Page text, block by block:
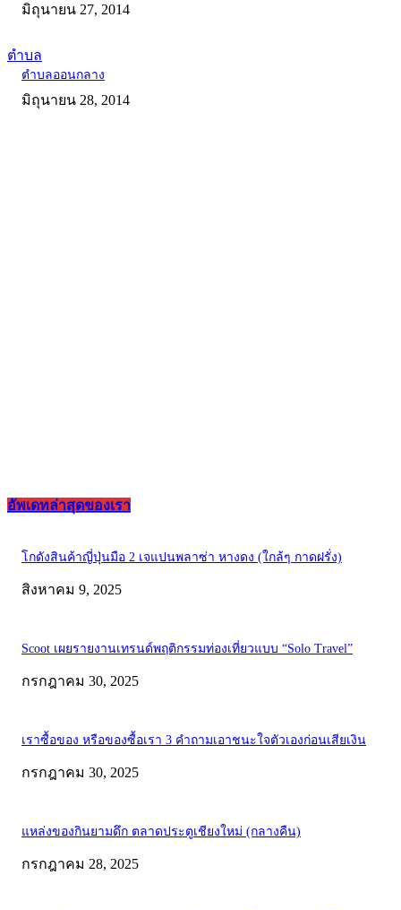
มิถุนายน 27, 2014
ตำบล
ตำบลออนกลาง
มิถุนายน 28, 2014
อัพเดทล่าสุดของเรา
โกดังสินค้าญี่ปุ่นมือ 2 เจแปนพลาซ่า หางดง (ใกล้ๆ กาดฝรั่ง)
สิงหาคม 9, 2025
Scoot เผยรายงานเทรนด์พฤติกรรมท่องเที่ยวแบบ “Solo Travel”
กรกฎาคม 30, 2025
เราซื้อของ หรือของซื้อเรา 3 คำถามเอาชนะใจตัวเองก่อนเสียเงิน
กรกฎาคม 30, 2025
แหล่งของกินยามดึก ตลาดประตูเชียงใหม่ (กลางคืน)
กรกฎาคม 28, 2025